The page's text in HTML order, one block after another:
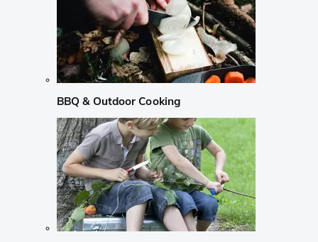
BBQ & Outdoor Cooking